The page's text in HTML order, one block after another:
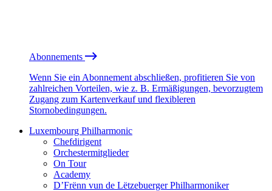
Abonnements
Wenn Sie ein Abonnement abschließen, profitieren Sie von
zahlreichen Vorteilen, wie z. B. Ermäßigungen, bevorzugtem
Zugang zum Kartenverkauf und flexibleren
Stornobedingungen.
Luxembourg Philharmonic
Chefdirigent
Orchestermitglieder
On Tour
Academy
D’Frënn vun de Lëtzebuerger Philharmoniker